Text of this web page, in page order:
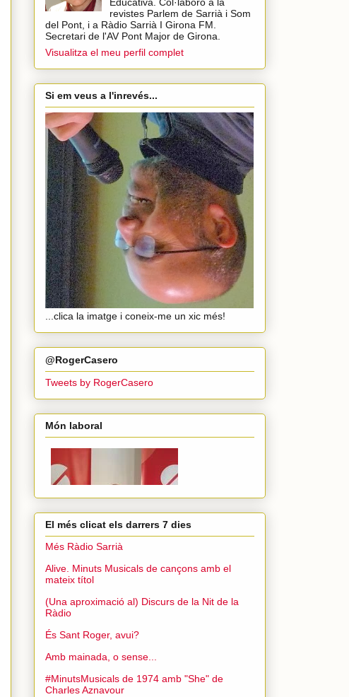
revistes Parlem de Sarrià i Som
del Pont, i a Ràdio Sarrià I Girona FM.
Secretari de l'AV Pont Major de Girona.
Visualitza el meu perfil complet
Si em veus a l'inrevés...
...clica la imatge i coneix-me un xic més!
@RogerCasero
Tweets by RogerCasero
Món laboral
El més clicat els darrers 7 dies
Més Ràdio Sarrià
Alive. Minuts Musicals de cançons amb el
mateix títol
(Una aproximació al) Discurs de la Nit de la
Ràdio
És Sant Roger, avui?
Amb mainada, o sense...
#MinutsMusicals de 1974 amb "She" de
Charles Aznavour